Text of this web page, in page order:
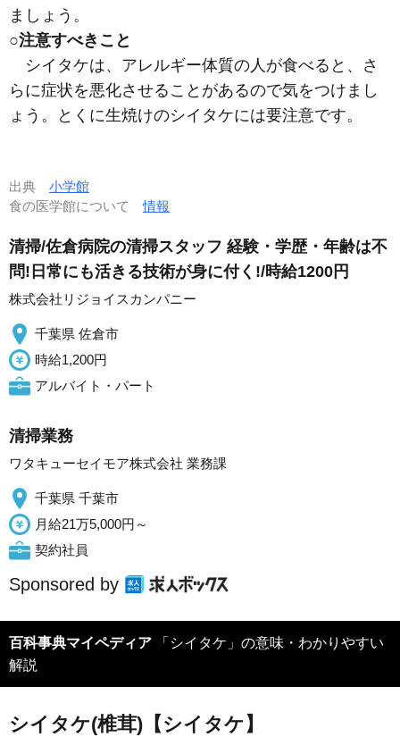
ましょう。
○注意すべきこと
シイタケは、アレルギー体質の人が食べると、さ
らに症状を悪化させることがあるので気をつけまし
ょう。とくに生焼けのシイタケには要注意です。
出典 小学館
食の医学館について情報
清掃/佐倉病院の清掃スタッフ 経験・学歴・年齢は不
問!日常にも活きる技術が身に付く!/時給1200円
株式会社リジョイスカンパニー
千葉県 佐倉市
時給1,200円
アルバイト・パート
清掃業務
ワタキューセイモア株式会社 業務課
千葉県 千葉市
月給21万5,000円～
契約社員
Sponsored by
百科事典マイペディア 「シイタケ」の意味・わかりやすい
解説
シイタケ(椎茸)【シイタケ】